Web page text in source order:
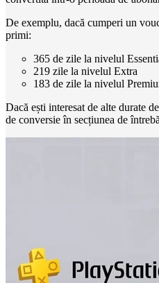
De exemplu, dacă cumperi un
primi:
365 de zile la nivelul
219 zile la nivelul Extra
183 de zile la nivelul
Dacă ești interesat de alte durate
de conversie în secțiunea de